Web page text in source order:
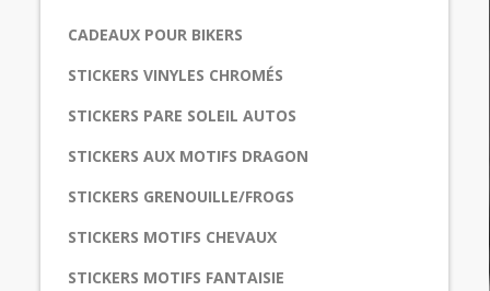
CADEAUX POUR BIKERS
STICKERS VINYLES CHROMÉS
STICKERS PARE SOLEIL AUTOS
STICKERS AUX MOTIFS DRAGON
STICKERS GRENOUILLE/FROGS
STICKERS MOTIFS CHEVAUX
STICKERS MOTIFS FANTAISIE